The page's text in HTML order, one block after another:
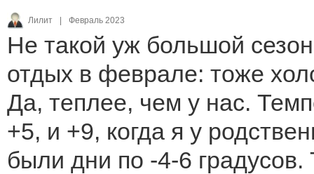
Лилит | Февраль 2023
Не такой уж большой
отдых в феврале: тоже
Да, теплее, чем у нас.
+5, и +9, когда я у
были дни по -4-6 градусов.